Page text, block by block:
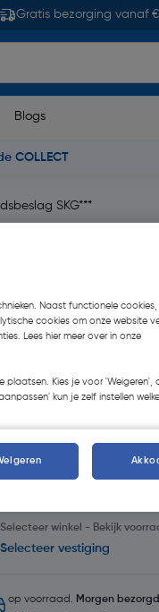
Gratis bezorging vanaf
Blogs
COLLECT
SKG***
Selecteer winkel - Bekijk
Selecteer vestiging
op voorraad. Morgen bezorgd
Naast functionele cookies,
cookies om onze website
Lees hier meer over in onze
plaatsen. Kies je voor 'Weigeren',
kun je zelf instellen